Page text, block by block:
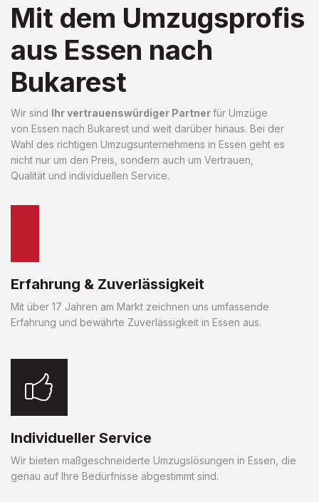
Mit dem Umzugsprofis
aus Essen nach
Bukarest
Wir sind Ihr vertrauenswürdiger Partnerfür Umzüge
von Essen nach Bukarest und weit darüber hinaus. Bei der
Wahl des richtigen Umzugsunternehmens in Essen geht es
nicht nur um den Preis, sondern auch um Vertrauen,
Qualität und individuellen Service.
Erfahrung & Zuverlässigkeit
Mit über 17 Jahren am Markt zeichnen uns umfassende
Erfahrung und bewährte Zuverlässigkeit in Essen aus.
Individueller Service
Wir bieten maßgeschneiderte Umzugslösungen in Essen, die
genau auf Ihre Bedürfnisse abgestimmt sind.